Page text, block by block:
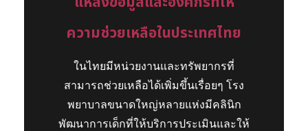
ความช่วยเหลือในประเทศไทย
ในไทยมีหน่วยงานและทรัพยากรที่
สามารถช่วยเหลือได้เพิ่มขึ้นเรื่อยๆ โรง
พยาบาลขนาดใหญ่หลายแห่งมีคลินิก
พัฒนาการเด็กที่ให้บริการประเมินและให้